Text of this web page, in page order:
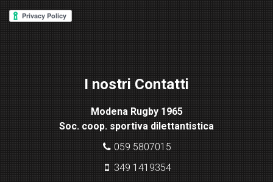
I nostri Contatti
Modena Rugby 1965
Soc. coop. sportiva dilettantistica
059 5807015
349 1419354